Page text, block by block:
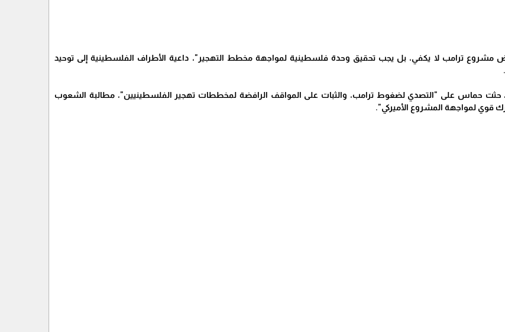
ترامب لا يكفي، بل يجب تحقيق وحدة فلسطينية لمواجهة مخطط التهجير"، داعية الأطراف الفلسطينية إلى توحيد
حثت حماس على "التصدي لضغوط ترامب، والثبات على المواقف الرافضة لمخططات تهجير الفلسطينيين"، مطالبة الشعوب
قوي لمواجهة المشروع الأميركي".